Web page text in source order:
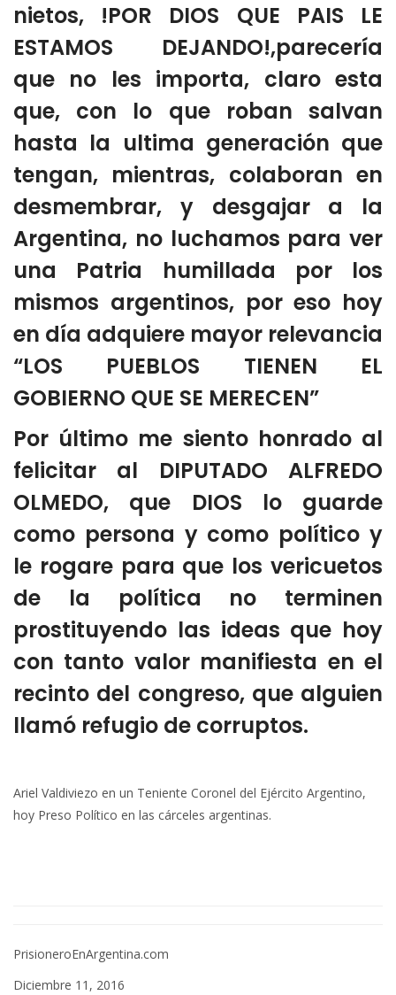
nietos, !POR DIOS QUE PAIS LE
ESTAMOS DEJANDO!,parecería
que no les importa, claro esta
que, con lo que roban salvan
hasta la ultima generación que
tengan, mientras, colaboran en
desmembrar, y desgajar a la
Argentina, no luchamos para ver
una Patria humillada por los
mismos argentinos, por eso hoy
en día adquiere mayor relevancia
“LOS PUEBLOS TIENEN EL
GOBIERNO QUE SE MERECEN”
Por último me siento honrado al
felicitar al DIPUTADO ALFREDO
OLMEDO, que DIOS lo guarde
como persona y como político y
le rogare para que los vericuetos
de la política no terminen
prostituyendo las ideas que hoy
con tanto valor manifiesta en el
recinto del congreso, que alguien
llamó refugio de corruptos.
Ariel Valdiviezo en un Teniente Coronel del Ejército Argentino,
hoy Preso Político en las cárceles argentinas.
PrisioneroEnArgentina.com
Diciembre 11, 2016